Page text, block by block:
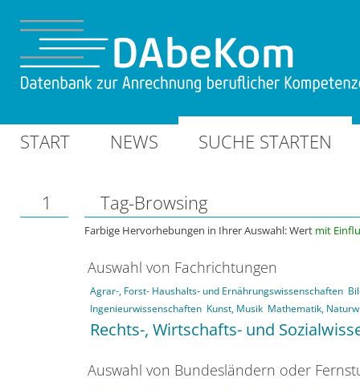
START NEWS SUCHE STARTEN
1 Tag-Browsing
Farbige Hervorhebungen in Ihrer Auswahl: Wert mit
Auswahl von Fachrichtungen
Agrar-, Forst- Haushalts- und Ernährungswissenschaften
Ingenieurwissenschaften Kunst, Musik Mathematik,
Rechts-, Wirtschafts- und
Auswahl von Bundesländern oder